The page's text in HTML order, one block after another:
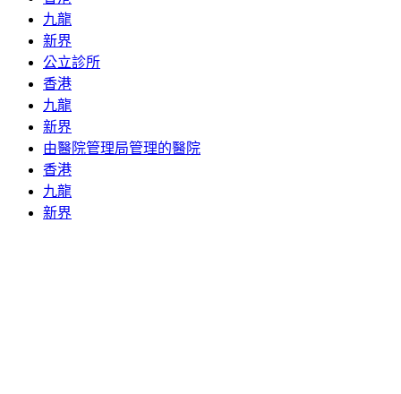
九龍
新界
公立診所
香港
九龍
新界
由醫院管理局管理的醫院
香港
九龍
新界